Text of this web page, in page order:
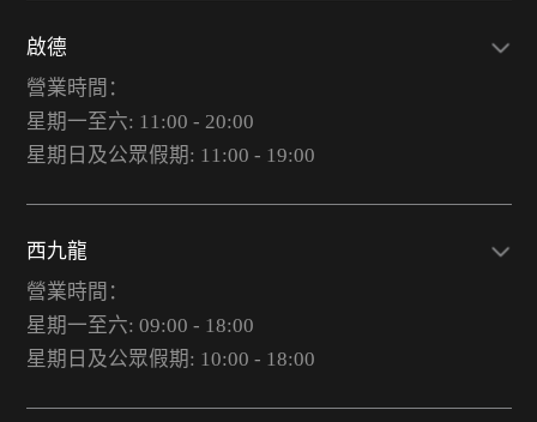
啟德
營業時間：
星期一至六: 11:00 - 20:00
星期日及公眾假期: 11:00 - 19:00
西九龍
營業時間：
星期一至六: 09:00 - 18:00
星期日及公眾假期: 10:00 - 18:00